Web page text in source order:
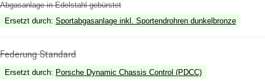
Abgasanlage in Edelstahl gebürstet
Ersetzt durch: Sportabgasanlage inkl. Sportendrohren dunkelbronze
Federung Standard
Ersetzt durch: Porsche Dynamic Chassis Control (PDCC)